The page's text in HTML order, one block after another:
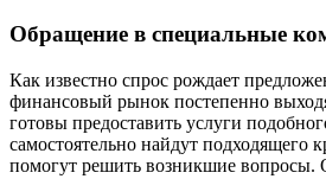
Обращение в специальные
Как известно спрос рождает
финансовый рынок постепенно
готовы предоставить услуги
самостоятельно найдут подходящего
помогут решить возникшие вопросы.